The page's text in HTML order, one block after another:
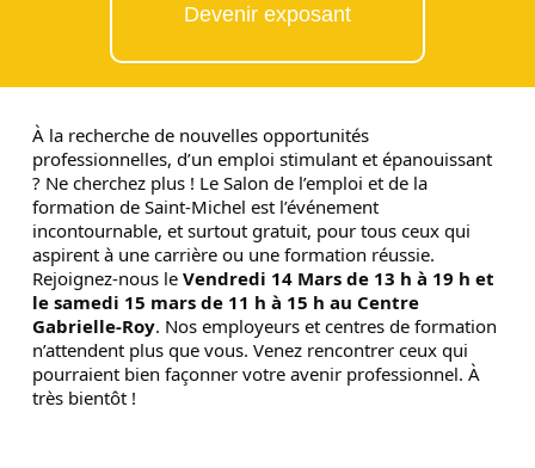
Devenir exposant
À la recherche de nouvelles opportunités
professionnelles, d’un emploi stimulant et épanouissant
? Ne cherchez plus ! Le Salon de l’emploi et de la
formation de Saint-Michel est l’événement
incontournable, et surtout gratuit, pour tous ceux qui
aspirent à une carrière ou une formation réussie.
Rejoignez-nous le Vendredi 14 Mars de 13 h à 19 h et
le samedi 15 mars de 11 h à 15 h au Centre
Gabrielle-Roy. Nos employeurs et centres de formation
n’attendent plus que vous. Venez rencontrer ceux qui
pourraient bien façonner votre avenir professionnel. À
très bientôt !